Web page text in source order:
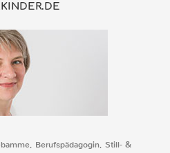
Berufspädagogin, Still- &